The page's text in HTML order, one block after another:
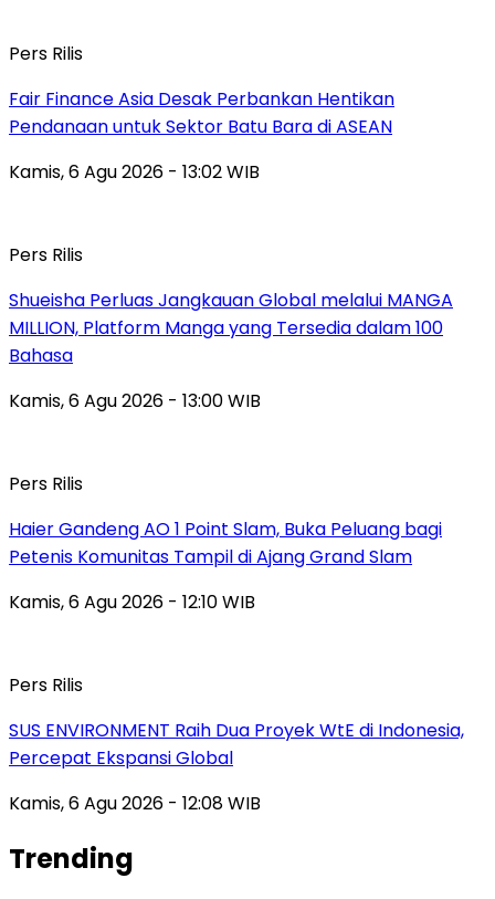
Pers Rilis
Fair Finance Asia Desak Perbankan Hentikan
Pendanaan untuk Sektor Batu Bara di ASEAN
Kamis, 6 Agu 2026 - 13:02 WIB
Pers Rilis
Shueisha Perluas Jangkauan Global melalui MANGA
MILLION, Platform Manga yang Tersedia dalam 100
Bahasa
Kamis, 6 Agu 2026 - 13:00 WIB
Pers Rilis
Haier Gandeng AO 1 Point Slam, Buka Peluang bagi
Petenis Komunitas Tampil di Ajang Grand Slam
Kamis, 6 Agu 2026 - 12:10 WIB
Pers Rilis
SUS ENVIRONMENT Raih Dua Proyek WtE di Indonesia,
Percepat Ekspansi Global
Kamis, 6 Agu 2026 - 12:08 WIB
Trending